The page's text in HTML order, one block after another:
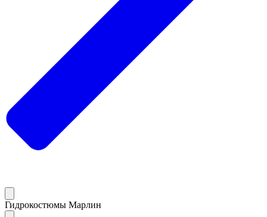
Гидрокостюмы Марлин